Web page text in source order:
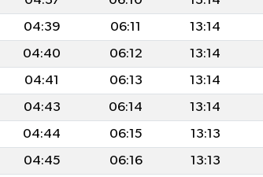
04:39 06:11 13:14
04:40 06:12 13:14
04:41 06:13 13:14
04:43 06:14 13:14
04:44 06:15 13:13
04:45 06:16 13:13